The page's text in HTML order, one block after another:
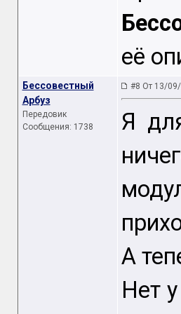
её
Бессовестный
Арбуз
Передовик
Сообщения: 1738
#8 От 13/
Я
А
Нет